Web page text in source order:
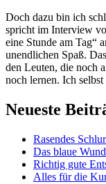
Doch dazu bin ich
spricht im Interview
eine Stunde am Tag“
unendlichen Spaß.
den Leuten, die noch
noch lernen. Ich
Neueste
Rasendes
Das blaue
Richtig gute
Alles für die